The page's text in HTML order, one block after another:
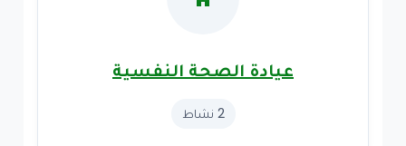
عيادة الصحة النفسية
2 نشاط